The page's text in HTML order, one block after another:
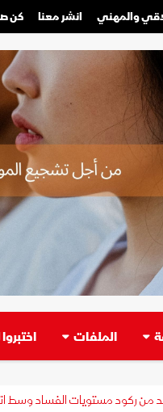
والمهني انشر معنا
كن
الملفات
من ركود مستويات الفساد وسط